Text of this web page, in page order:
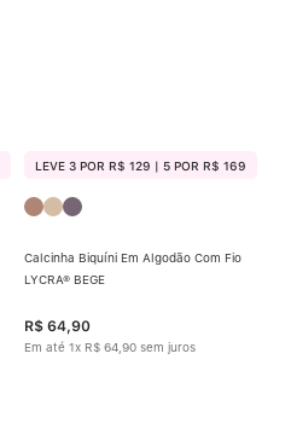
LEVE 3 POR R$ 129 | 5 POR R$ 169
Calcinha Biquíni Em Algodão Com Fio
LYCRA® BEGE
R$ 64,90
Em até 1x R$ 64 90 sem juros